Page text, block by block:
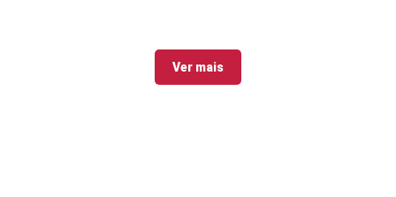
Ver mais